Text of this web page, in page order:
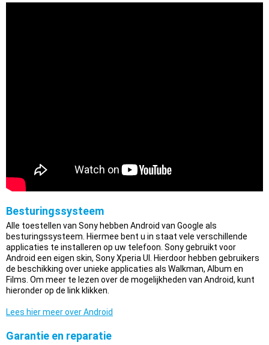
Besturingssysteem
Alle toestellen van Sony hebben Android van Google als
besturingssysteem. Hiermee bent u in staat vele verschillende
applicaties te installeren op uw telefoon. Sony gebruikt voor
Android een eigen skin, Sony Xperia UI. Hierdoor hebben gebruikers
de beschikking over unieke applicaties als Walkman, Album en
Films. Om meer te lezen over de mogelijkheden van Android, kunt
hieronder op de link klikken.
Lees hier meer over Android
Garantie en reparatie